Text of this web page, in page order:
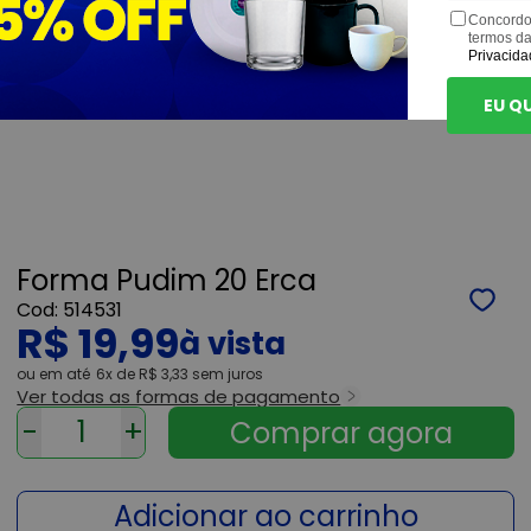
Forma Pudim 20 Erca
514531
R$ 19,99
ou 6x de R$ 3,33 sem juros
Ver todas as formas de pagamento
- +
termos
EU